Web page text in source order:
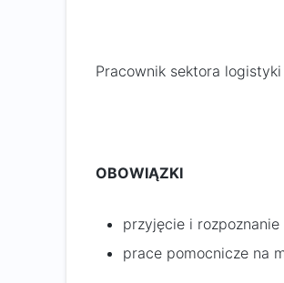
Pracownik sektora
OBOWIĄZKI
przyjęcie i
prace pomocnicze na